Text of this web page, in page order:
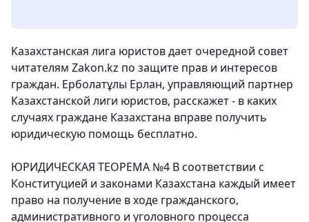
Казахстанская лига юристов дает очередной совет
читателям Zakon.kz по защите прав и интересов
граждан. Ерболатұлы Ерлан, управляющий партнер
Казахстанской лиги юристов, расскажет - в каких
случаях граждане Казахстана вправе получить
юридическую помощь бесплатно.
ЮРИДИЧЕСКАЯ ТЕОРЕМА №4 В соответствии с
Конституцией и законами Казахстана каждый имеет
право на получение в ходе гражданского,
административного и уголовного процесса